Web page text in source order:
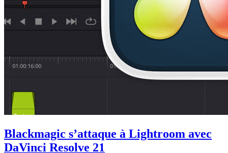
Blackmagic s’attaque à Lightroom avec
DaVinci Resolve 21